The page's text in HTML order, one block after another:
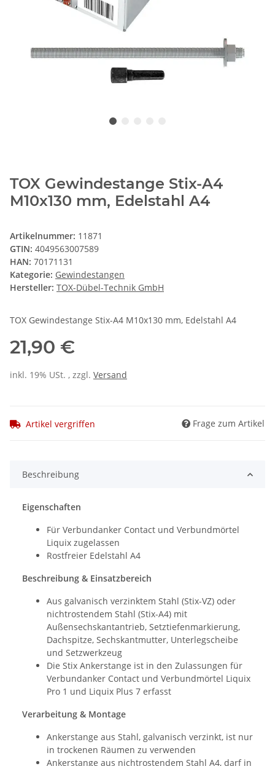
TOX Gewindestange Stix-A4
M10x130 mm, Edelstahl A4
Artikelnummer: 11871
GTIN: 4049563007589
HAN: 70171131
Kategorie: Gewindestangen
Hersteller: TOX-Dübel-Technik GmbH
TOX Gewindestange Stix-A4 M10x130 mm, Edelstahl A4
21,90 €
inkl. 19% USt. , zzgl. Versand
Artikel vergriffen Frage zum Artikel
Beschreibung
Eigenschaften
Für Verbundanker Contact und Verbundmörtel
Liquix zugelassen
Rostfreier Edelstahl A4
Beschreibung & Einsatzbereich
Aus galvanisch verzinktem Stahl (Stix-VZ) oder
nichtrostendem Stahl (Stix-A4) mit
Außensechskantantrieb, Setztiefenmarkierung,
Dachspitze, Sechskantmutter, Unterlegscheibe
und Setzwerkzeug
Die Stix Ankerstange ist in den Zulassungen für
Verbundanker Contact und Verbundmörtel Liquix
Pro 1 und Liquix Plus 7 erfasst
Verarbeitung & Montage
Ankerstange aus Stahl, galvanisch verzinkt, ist nur
in trockenen Räumen zu verwenden
Ankerstange aus nichtrostendem Stahl A4, darf in